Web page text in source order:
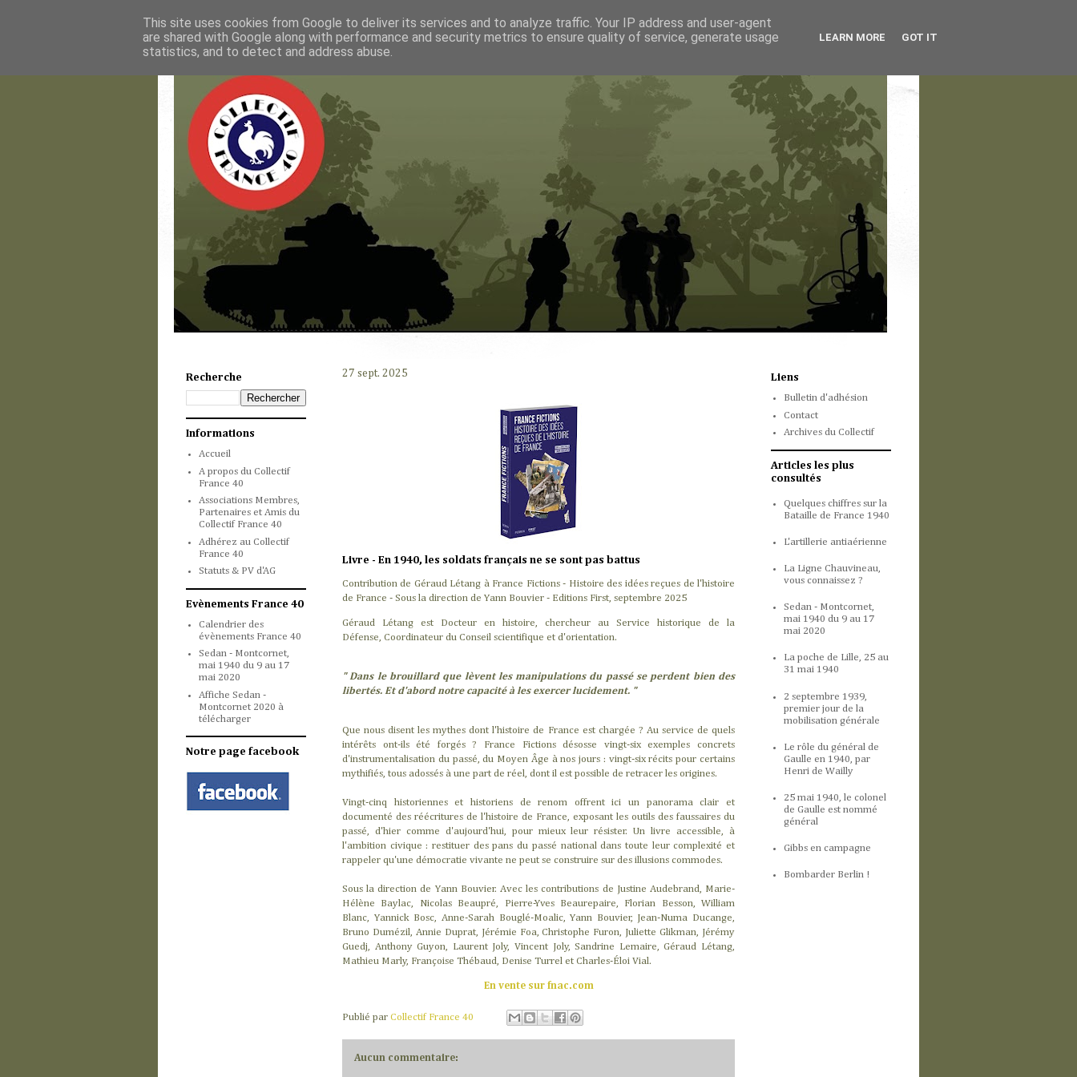
27 sept. 2025
Livre - En 1940, les soldats français ne se sont pas battus
Contribution de Géraud Létang à France Fictions - Histoire des idées reçues de l'histoire
de France - Sous la direction de Yann Bouvier - Editions First, septembre 2025
Géraud Létang est Docteur en histoire, chercheur au Service historique de la
Défense, Coordinateur du Conseil scientifique et d'orientation.
" Dans le brouillard que lèvent les manipulations du passé se perdent bien des
libertés. Et d'abord notre capacité à les exercer lucidement. "
Que nous disent les mythes dont l'histoire de France est chargée ? Au service de quels
intérêts ont-ils été forgés ? France Fictions désosse vingt-six exemples concrets
d'instrumentalisation du passé, du Moyen Âge à nos jours : vingt-six récits pour certains
mythifiés, tous adossés à une part de réel, dont il est possible de retracer les origines.
Vingt-cinq historiennes et historiens de renom offrent ici un panorama clair et
documenté des réécritures de l'histoire de France, exposant les outils des faussaires du
passé, d'hier comme d'aujourd'hui, pour mieux leur résister. Un livre accessible, à
l'ambition civique : restituer des pans du passé national dans toute leur complexité et
rappeler qu'une démocratie vivante ne peut se construire sur des illusions commodes.
Sous la direction de Yann Bouvier. Avec les contributions de Justine Audebrand, Marie-
Hélène Baylac, Nicolas Beaupré, Pierre-Yves Beaurepaire, Florian Besson, William
Blanc, Yannick Bosc, Anne-Sarah Bouglé-Moalic, Yann Bouvier, Jean-Numa Ducange,
Bruno Dumézil, Annie Duprat, Jérémie Foa, Christophe Furon, Juliette Glikman, Jérémy
Guedj, Anthony Guyon, Laurent Joly, Vincent Joly, Sandrine Lemaire, Géraud Létang,
Mathieu Marly, Françoise Thébaud, Denise Turrel et Charles-Éloi Vial.
En vente sur fnac.com
Publié par Collectif France 40
Aucun commentaire:
Recherche
Informations
Accueil
A propos du Collectif
France 40
Associations Membres,
Partenaires et Amis du
Collectif France 40
Adhérez au Collectif
France 40
Statuts & PV d'AG
Evènements France 40
Calendrier des
évènements France 40
Sedan - Montcornet,
mai 1940 du 9 au 17
mai 2020
Affiche Sedan -
Montcornet 2020 à
télécharger
Notre page facebook
Liens
Bulletin d'adhésion
Contact
Archives du Collectif
Articles les plus
consultés
Quelques chiffres sur la
Bataille de France 1940
L'artillerie antiaérienne
La Ligne Chauvineau,
vous connaissez ?
Sedan - Montcornet,
mai 1940 du 9 au 17
mai 2020
La poche de Lille, 25 au
31 mai 1940
2 septembre 1939,
premier jour de la
mobilisation générale
Le rôle du général de
Gaulle en 1940, par
Henri de Wailly
25 mai 1940, le colonel
de Gaulle est nommé
général
Gibbs en campagne
Bombarder Berlin !
This site uses cookies from Google to deliver its services and to analyze traffic. Your IP address and user-agent
are shared with Google along with performance and security metrics to ensure quality of service, generate usage
statistics, and to detect and address abuse.
LEARN MORE GOT IT